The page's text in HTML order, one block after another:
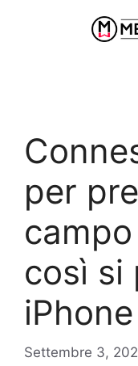
per
così si
Settembre 3,